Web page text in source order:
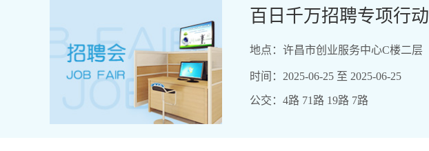
百日千万招聘专项行动
地点：许昌市创业服务中心C楼二层
时间：2025-06-25 至 2025-06-25
公交：4路 71路 19路 7路